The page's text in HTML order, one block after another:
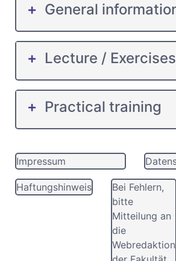
General
Lecture / Exercises
Practical training
Impressum
Haftungshinweis
Bei Fehlern,
bitte
Mitteilung an
die
Webredaktion